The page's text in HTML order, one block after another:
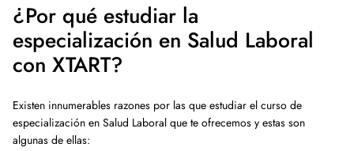
¿Por qué estudiar la
especialización en Salud Laboral
con XTART?
Existen innumerables razones por las que estudiar el curso de
especialización en Salud Laboral que te ofrecemos y estas son
algunas de ellas: